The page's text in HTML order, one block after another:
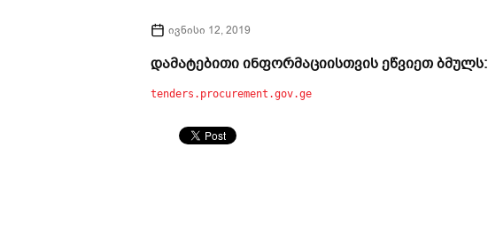
ივნისი 12, 2019
დამატებითი ინფორმაციისთვის ეწვიეთ ბმულს:
tenders.procurement.gov.ge